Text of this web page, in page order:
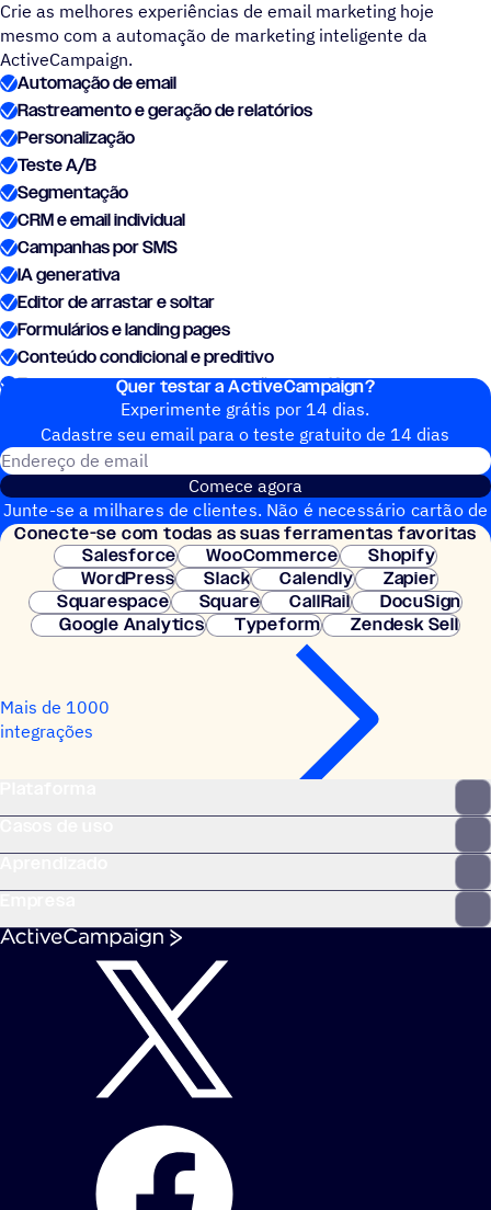
Crie as melhores experiências de email marketing hoje
mesmo com a automação de marketing inteligente da
ActiveCampaign.
Automação de email
Rastreamento e geração de relatórios
Personalização
Teste A/B
Segmentação
CRM e email individual
Campanhas por SMS
IA generativa
Editor de arrastar e soltar
Formulários e landing pages
Conteúdo condicional e preditivo
Ferramenta para criar automações com IA
Quer testar a ActiveCampaign?
Experimente grátis por 14 dias.
Cadastre seu email para o teste gratuito de 14 dias
Comece agora
Junte-se a milhares de clientes. Não é necessário cartão de
crédito. Configuração instantânea.
Conecte-se com todas as suas ferramentas favoritas
Salesforce
WooCommerce
Shopify
WordPress
Slack Calendly
Zapier
Squarespace
Square CallRail
DocuSign
Google Analytics
Typeform Zendesk Sell
Mais de 1000
integrações